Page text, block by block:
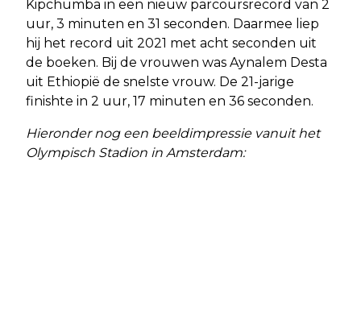
Kipchumba in een nieuw parcoursrecord van 2
uur, 3 minuten en 31 seconden. Daarmee liep
hij het record uit 2021 met acht seconden uit
de boeken. Bij de vrouwen was Aynalem Desta
uit Ethiopië de snelste vrouw. De 21-jarige
finishte in 2 uur, 17 minuten en 36 seconden.
Hieronder nog een beeldimpressie vanuit het
Olympisch Stadion in Amsterdam: